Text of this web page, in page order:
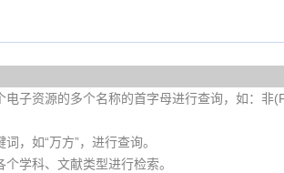
电子资源的多个名称的首字母进行查询，如：
，如“万方”，进行查询。
学科、文献类型进行检索。